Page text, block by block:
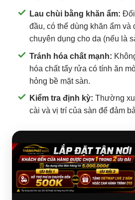
Lau chùi bằng khăn ẩm: Đối
đầu, có thể dùng khăn ẩm và
chuyên dụng cho da (nếu là
Tránh hóa chất mạnh:
hóa chất tẩy rửa có tính ăn
hỏng bề mặt sàn.
Kiểm tra định kỳ: Thường
cài và vị trí của sàn để đảm